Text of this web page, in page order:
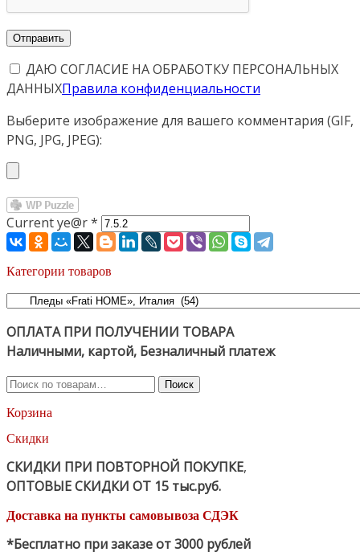
ДАЮ СОГЛАСИЕ НА ОБРАБОТКУ ПЕРСОНАЛЬНЫХ
ДАННЫХПравила конфиденциальности
Выберите изображение для вашего комментария (GIF,
PNG, JPG, JPEG):
Current ye@r*
Категории товаров
ОПЛАТА ПРИ ПОЛУЧЕНИИ ТОВАРА
Наличными, картой, Безналичный платеж
Искать:
Поиск
Корзина
Скидки
СКИДКИ ПРИ ПОВТОРНОЙ ПОКУПКЕ,
ОПТОВЫЕ СКИДКИ ОТ 15 тыс.руб.
Доставка на пункты самовывоза СДЭК
*Бесплатно при заказе от 3000 рублей